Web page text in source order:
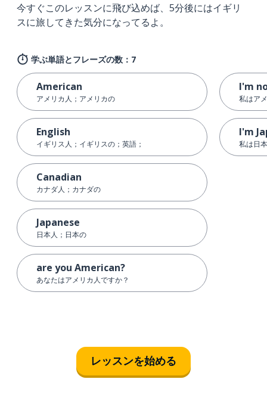
今すぐこのレッスンに飛び込めば、5分後にはイギリ
スに旅してきた気分になってるよ。
学ぶ単語とフレーズの数：7
American
アメリカ人；アメリカの
English
イギリス人；イギリスの；英語；
Canadian
カナダ人；カナダの
Japanese
日本人；日本の
are you American?
あなたはアメリカ人ですか？
I'm
私はア
I'm
私は日
レッスンを始める